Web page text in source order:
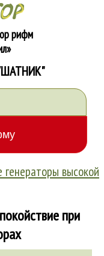
рифм
высокой
при